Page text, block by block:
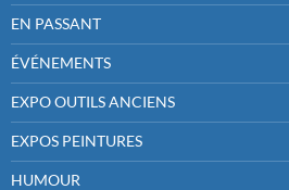
EN PASSANT
ÉVÉNEMENTS
EXPO OUTILS ANCIENS
EXPOS PEINTURES
HUMOUR